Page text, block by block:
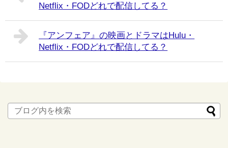
Netflix・FODどれで配信してる？
『アンフェア』の映画とドラマはHulu・
Netflix・FODどれで配信してる？